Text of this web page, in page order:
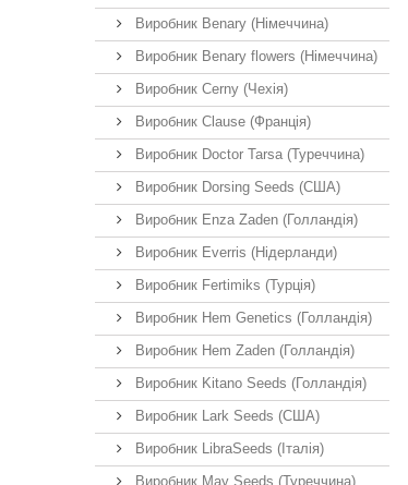
Виробник Benary (Німеччина)
Виробник Benary flowers (Німеччина)
Виробник Cerny (Чехія)
Виробник Clause (Франція)
Виробник Doctor Tarsa (Туреччина)
Виробник Dorsing Seeds (США)
Виробник Enza Zaden (Голландія)
Виробник Everris (Нідерланди)
Виробник Fertimiks (Турція)
Виробник Hem Genetics (Голландія)
Виробник Hem Zaden (Голландія)
Виробник Kitano Seeds (Голландія)
Виробник Lark Seeds (США)
Виробник LibraSeeds (Італія)
Виробник May Seeds (Туреччина)